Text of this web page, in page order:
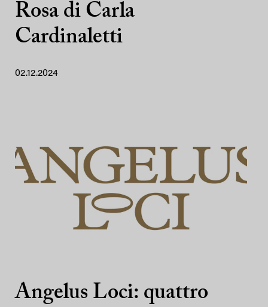
Rosa di Carla
Cardinaletti
02.12.2024
Angelus Loci: quattro